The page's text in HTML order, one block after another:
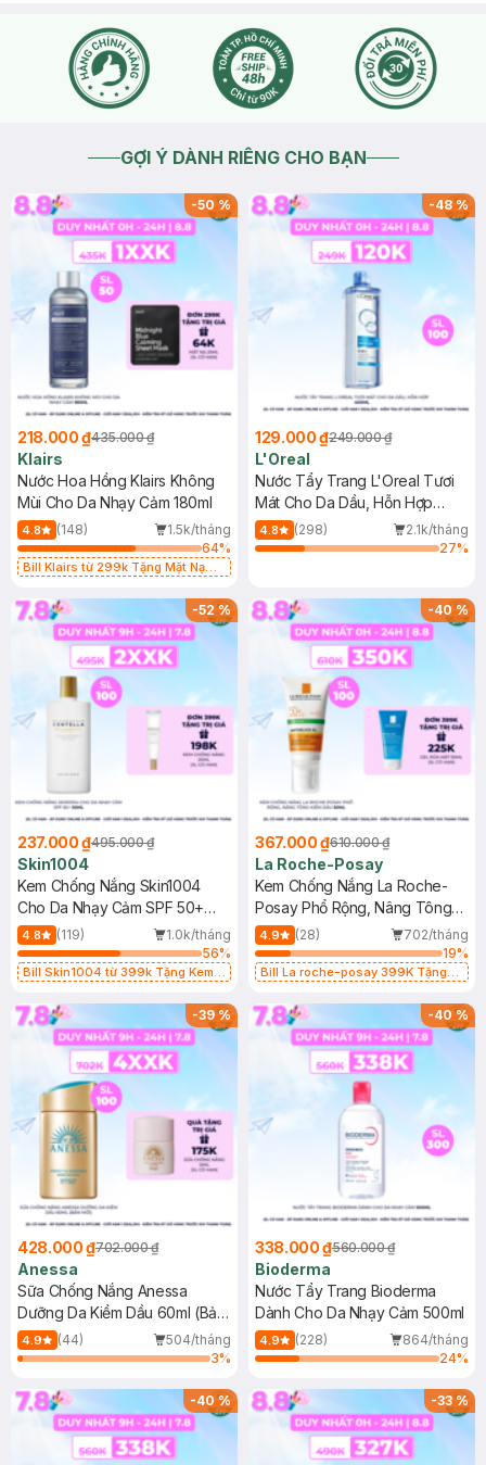
GỢI Ý DÀNH RIÊNG CHO BẠN
-50%
218.000 ₫435.000 ₫
Klairs
Nước Hoa Hồng Klairs Không
Mùi Cho Da Nhạy Cảm 180ml
4.8 (148)
1.5k/tháng
64%
Bill Klairs từ 299k Tặng Mặt Nạ
25ml (SL Có Hạn)
-48%
129.000 ₫249.000 ₫
L'Oreal
Nước Tẩy Trang L'Oreal Tươi
Mát Cho Da Dầu, Hỗn Hợp
400ml
4.8 (298)
2.1k/tháng
27%
-52%
237.000 ₫495.000 ₫
Skin1004
Kem Chống Nắng Skin1004
Cho Da Nhạy Cảm SPF 50+
50ml
4.8 (119)
1.0k/tháng
56%
Bill Skin1004 từ 399k Tặng Kem
SPF 50+ 20ml (SL Có Hạn)
-40%
367.000 ₫610.000 ₫
La Roche-Posay
Kem Chống Nắng La Roche-
Posay Phổ Rộng, Nâng Tông
Kiềm Dầu 50ml
4.9 (28)
702/tháng
19%
Bill La roche-posay 399K Tặng
(SL có hạn)
-39%
428.000 ₫702.000 ₫
Anessa
Sữa Chống Nắng Anessa
Dưỡng Da Kiềm Dầu 60ml (Bản
Mới)
4.9 (44)
504/tháng
3%
-40%
338.000 ₫560.000 ₫
Bioderma
Nước Tẩy Trang Bioderma
Dành Cho Da Nhạy Cảm 500ml
4.9 (228)
864/tháng
24%
-40% -33%